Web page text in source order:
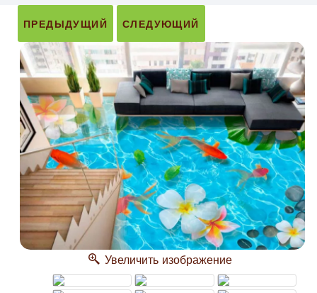
ПРЕДЫДУЩИЙ СЛЕДУЮЩИЙ
Увеличить изображение